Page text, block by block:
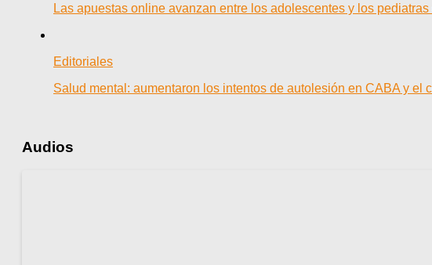
Las apuestas online avanzan entre los adolescentes y los
Editoriales
Salud mental: aumentaron los intentos de autolesión en CABA y el
Audios